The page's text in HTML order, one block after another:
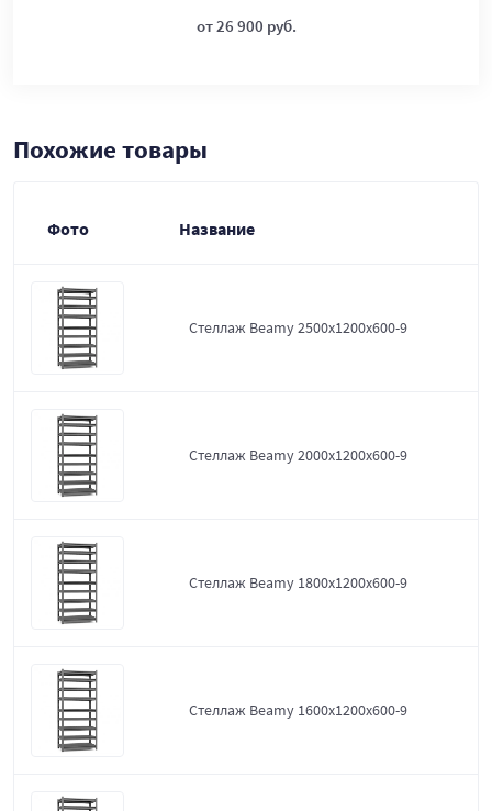
от 26 900 руб.
Похожие товары
Фото Название
Стеллаж Beamy 2500x1200x600-9
Стеллаж Beamy 2000x1200x600-9
Стеллаж Beamy 1800x1200x600-9
Стеллаж Beamy 1600x1200x600-9